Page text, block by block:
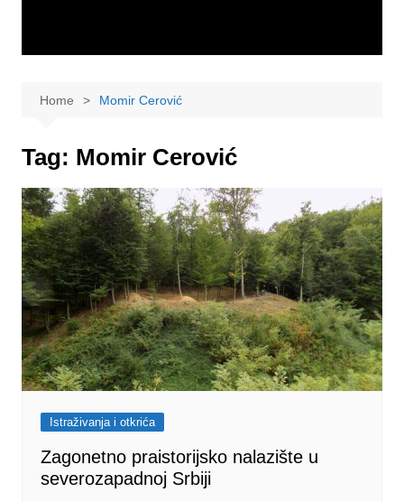
Home Momir Cerović
Tag: Momir Cerović
Istraživanja i otkrića
Zagonetno praistorijsko nalazište u
severozapadnoj Srbiji